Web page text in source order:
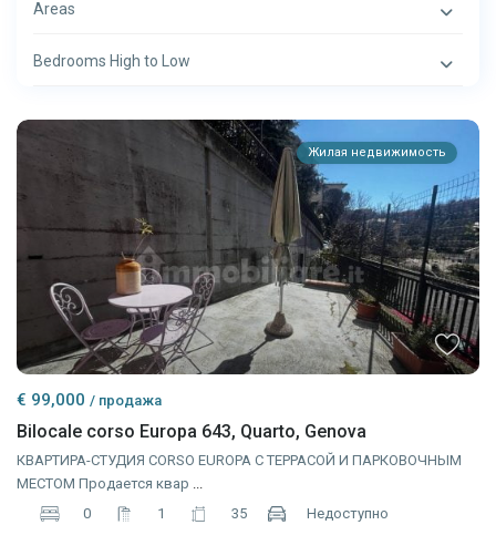
Areas
Bedrooms High to Low
Жилая недвижимость
€ 99,000/ продажа
Bilocale corso Europa 643, Quarto, Genova
КВАРТИРА-СТУДИЯ CORSO EUROPA С ТЕРРАСОЙ И ПАРКОВОЧНЫМ
МЕСТОМ Продается квар ...
0
1 35 Недоступно